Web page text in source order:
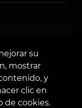
tratamiento de
su
mostrar
y
clic en
de cookies.